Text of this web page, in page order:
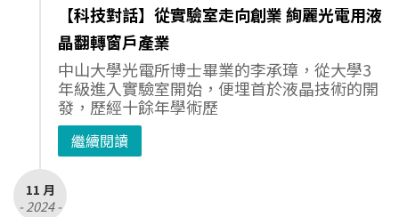
【科技對話】從實驗室走向創業 絢麗光電用液
晶翻轉窗戶產業
中山大學光電所博士畢業的李承璋，從大學3
年級進入實驗室開始，便埋首於液晶技術的開
發，歷經十餘年學術歷
繼續閱讀
11 月
- 2024 -